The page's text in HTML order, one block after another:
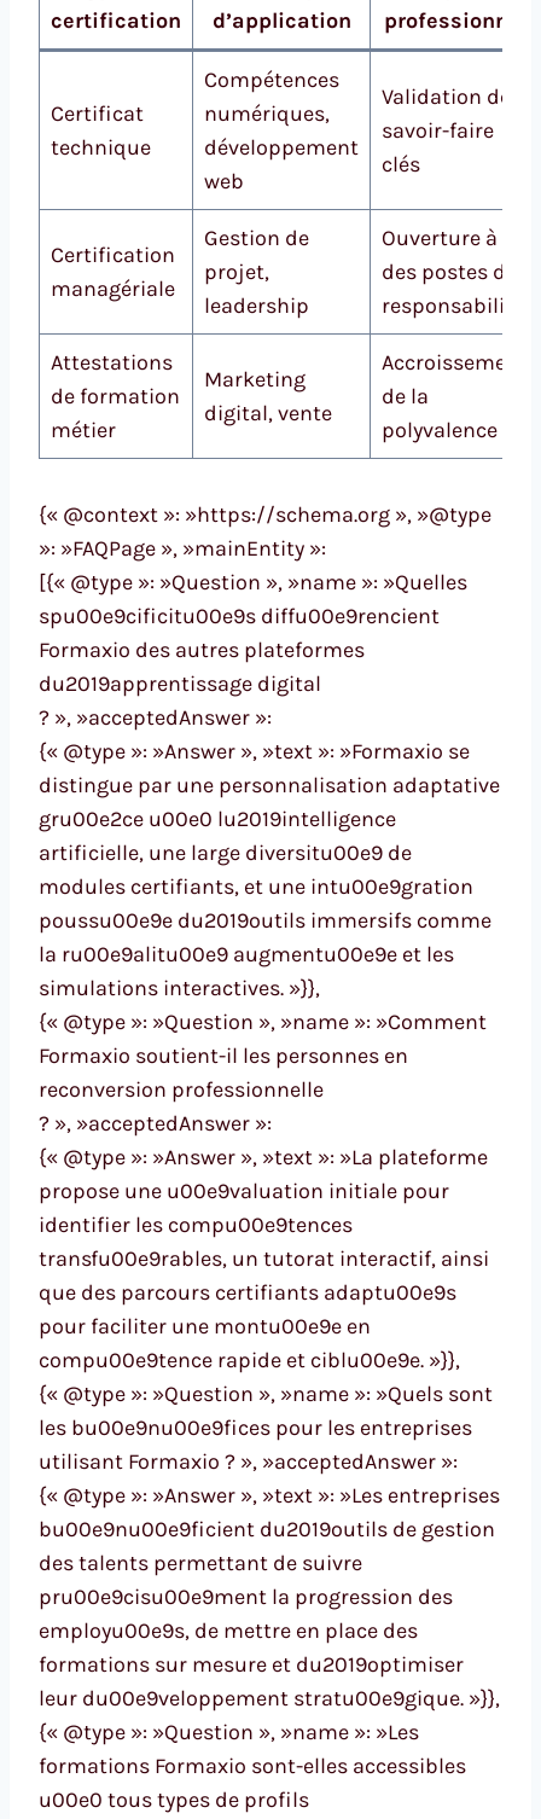
certification
d’application
professionnel
Certificat
technique
Compétences
numériques,
développement
web
Validation des
savoir-faire
clés
Certification
managériale
Gestion de
projet,
leadership
Ouverture à
des postes de
responsabilité
Attestations
de formation
métier
Marketing
digital, vente
Accroissement
de la
polyvalence
{« @context »: »https://schema.org », »@type
»: »FAQPage », »mainEntity »:
[{« @type »: »Question », »name »: »Quelles
spu00e9cificitu00e9s diffu00e9rencient
Formaxio des autres plateformes
du2019apprentissage digital
? », »acceptedAnswer »:
{« @type »: »Answer », »text »: »Formaxio se
distingue par une personnalisation adaptative
gru00e2ce u00e0 lu2019intelligence
artificielle, une large diversitu00e9 de
modules certifiants, et une intu00e9gration
poussu00e9e du2019outils immersifs comme
la ru00e9alitu00e9 augmentu00e9e et les
simulations interactives. »}},
{« @type »: »Question », »name »: »Comment
Formaxio soutient-il les personnes en
reconversion professionnelle
? », »acceptedAnswer »:
{« @type »: »Answer », »text »: »La plateforme
propose une u00e9valuation initiale pour
identifier les compu00e9tences
transfu00e9rables, un tutorat interactif, ainsi
que des parcours certifiants adaptu00e9s
pour faciliter une montu00e9e en
compu00e9tence rapide et ciblu00e9e. »}},
{« @type »: »Question », »name »: »Quels sont
les bu00e9nu00e9fices pour les entreprises
utilisant Formaxio ? », »acceptedAnswer »:
{« @type »: »Answer », »text »: »Les entreprises
bu00e9nu00e9ficient du2019outils de gestion
des talents permettant de suivre
pru00e9cisu00e9ment la progression des
employu00e9s, de mettre en place des
formations sur mesure et du2019optimiser
leur du00e9veloppement stratu00e9gique. »}},
{« @type »: »Question », »name »: »Les
formations Formaxio sont-elles accessibles
u00e0 tous types de profils